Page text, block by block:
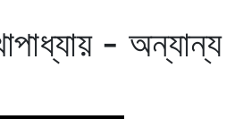
- অন্যান্য